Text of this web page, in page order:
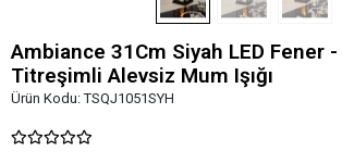
Ambiance 31Cm Siyah LED Fener -
Titreşimli Alevsiz Mum Işığı
Ürün Kodu:TSQJ1051SYH